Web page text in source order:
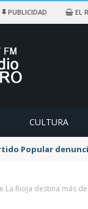
PUBLICIDAD EL
CULTURA
Popular
La Rioja destina más